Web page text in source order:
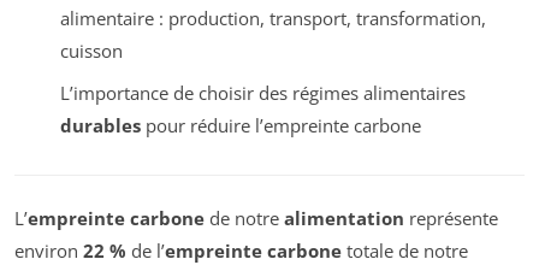
alimentaire : production, transport, transformation,
cuisson
L’importance de choisir des régimes alimentaires
durablespour réduire l’empreinte carbone
L’empreinte carbone de notre alimentation représente
environ 22 % de l’empreinte carbone totale de notre